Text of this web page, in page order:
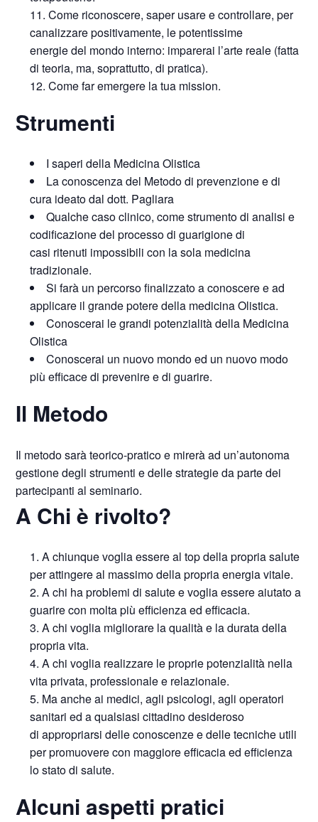
Come riconoscere, saper usare e controllare, per
canalizzare positivamente, le potentissime
energie del mondo interno: imparerai l’arte reale (fatta
di teoria, ma, soprattutto, di pratica).
Come far emergere la tua mission.
Strumenti
I saperi della Medicina Olistica
La conoscenza del Metodo di prevenzione e di
cura ideato dal dott. Pagliara
Qualche caso clinico, come strumento di analisi e
codificazione del processo di guarigione di
casi ritenuti impossibili con la sola medicina
tradizionale.
Si farà un percorso finalizzato a conoscere e ad
applicare il grande potere della medicina Olistica.
Conoscerai le grandi potenzialità della Medicina
Olistica
Conoscerai un nuovo mondo ed un nuovo modo
più efficace di prevenire e di guarire.
Il Metodo
Il metodo sarà teorico-pratico e mirerà ad un’autonoma
gestione degli strumenti e delle strategie da parte dei
partecipanti al seminario.
A Chi è rivolto?
A chiunque voglia essere al top della propria salute
per attingere al massimo della propria energia vitale.
A chi ha problemi di salute e voglia essere aiutato a
guarire con molta più efficienza ed efficacia.
A chi voglia migliorare la qualità e la durata della
propria vita.
A chi voglia realizzare le proprie potenzialità nella
vita privata, professionale e relazionale.
Ma anche ai medici, agli psicologi, agli operatori
sanitari ed a qualsiasi cittadino desideroso
di appropriarsi delle conoscenze e delle tecniche utili
per promuovere con maggiore efficacia ed efficienza
lo stato di salute.
Alcuni aspetti pratici